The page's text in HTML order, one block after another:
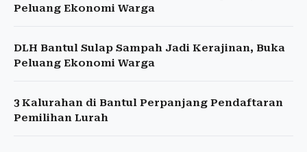
Peluang Ekonomi Warga
DLH Bantul Sulap Sampah Jadi Kerajinan, Buka
Peluang Ekonomi Warga
3 Kalurahan di Bantul Perpanjang Pendaftaran
Pemilihan Lurah